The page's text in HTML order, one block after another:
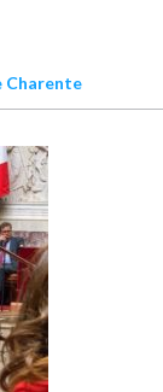
Charente